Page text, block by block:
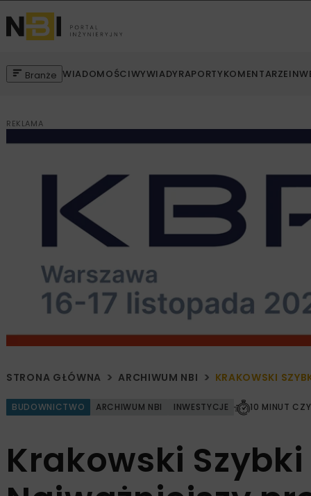
Branże WIADOMOŚCIWYWIADYRAPORTYKOMENTARZE
REKLAMA
STRONA GŁÓWNA ARCHIWUM NBI KRAKOWSKI
BUDOWNICTWO ARCHIWUM NBI INWESTYCJE 10 MINUT
Krakowski